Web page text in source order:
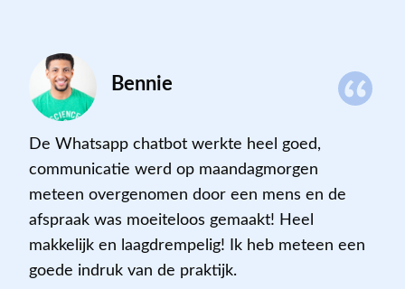
Bennie
De Whatsapp chatbot werkte heel goed,
communicatie werd op maandagmorgen
meteen overgenomen door een mens en de
afspraak was moeiteloos gemaakt! Heel
makkelijk en laagdrempelig! Ik heb meteen een
goede indruk van de praktijk.